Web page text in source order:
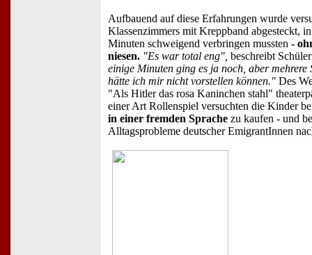
Aufbauend auf diese Erfahrungen wurde
Klassenzimmers mit Kreppband abgesteckt,
Minuten schweigend verbringen mussten -
niesen. "Es war total eng", beschreibt
einige Minuten ging es ja noch, aber mehrere
hätte ich mir nicht vorstellen können." Des
"Als Hitler das rosa Kaninchen stahl"
einer Art Rollenspiel versuchten die Kinder
in einer fremden Sprache zu kaufen - und
Alltagsprobleme deutscher EmigrantInnen